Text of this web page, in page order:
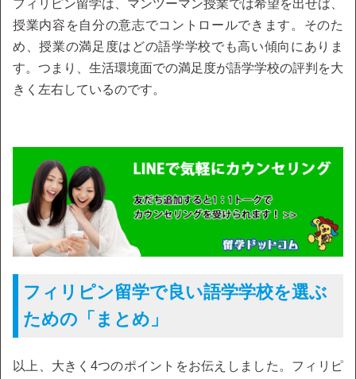
フィリピン留学は、マンツーマン授業では希望を出せば、
授業内容を自分の意志でコントロールできます。そのた
め、授業の満足度はどの語学学校でも高い傾向にありま
す。つまり、生活環境面での満足度が語学学校の評判を大
きく左右しているのです。
フィリピン留学で良い語学学校を選ぶ
ための「まとめ」
以上、大きく4つのポイントをお伝えしました。フィリピ